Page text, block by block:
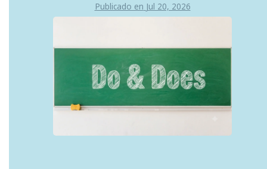
Publicado en Jul 20, 2026